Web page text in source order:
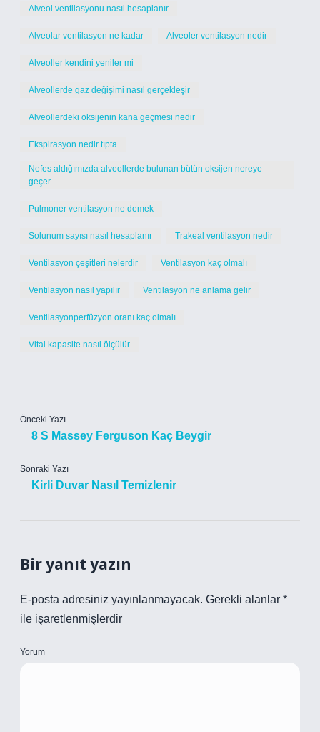
Alveol ventilasyonu nasıl hesaplanır
Alveolar ventilasyon ne kadar Alveoler ventilasyon nedir
Alveoller kendini yeniler mi
Alveollerde gaz değişimi nasıl gerçekleşir
Alveollerdeki oksijenin kana geçmesi nedir
Ekspirasyon nedir tıpta
Nefes aldığımızda alveollerde bulunan bütün oksijen nereye
geçer
Pulmoner ventilasyon ne demek
Solunum sayısı nasıl hesaplanır Trakeal ventilasyon nedir
Ventilasyon çeşitleri nelerdir Ventilasyon kaç olmalı
Ventilasyon nasıl yapılır Ventilasyon ne anlama gelir
Ventilasyonperfüzyon oranı kaç olmalı
Vital kapasite nasıl ölçülür
Önceki Yazı
8 S Massey Ferguson Kaç Beygir
Sonraki Yazı
Kirli Duvar Nasıl Temizlenir
Bir yanıt yazın
E-posta adresiniz yayınlanmayacak. Gerekli alanlar *
ile işaretlenmişlerdir
Yorum